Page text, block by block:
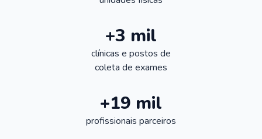
+3 mil
clínicas e postos de
coleta de exames
+19 mil
profissionais parceiros